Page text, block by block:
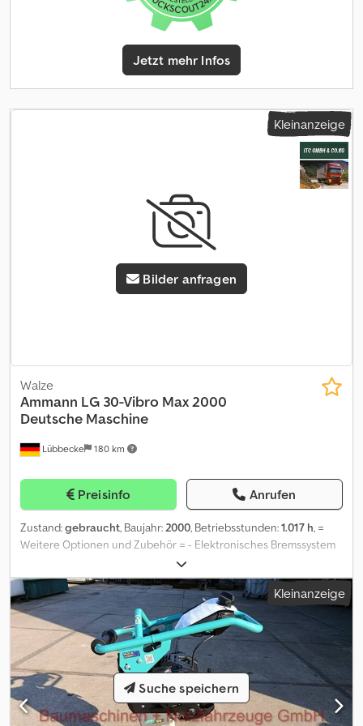
Fahrzeugbilder auch ohne Autohausbesuch Dodpfxjxt T U Ee
Ankekr Unser spezialisiertes Ankauf Team bietet Ihnen einen
garantierten Höchstpreis Auf Wunsch liefern wir Ihnen Ihren
neuen „Gebrauchten“ deutschlandweit direkt vor die Haustür
und nehmen Ihren Gebrauchtwagen mit zurück * Finanzierung -
Partner für PKW Transporter ,Nutzfahrzeuge und Baumaschinen
ITC Gmbh & Co KG Internet Preisschildern und Bildern sind
zugesicherte Eigenschaften. Der Verkäufer übernimmt keine
Haftung/ Gewährleistung für Tipp- und Datenübermittlungsfehler.
Aufgeführte Ausstattungen sind ggfs. gesondert zu prüfen von
Käer Angebot ist generell ohne neuer TÜV Abnahme gerne
unterbreiten wir ihnen ein Angebot unser Partnerwerkstatt.
Irrtum und Zwischenverkauf vorbehalten = Weitere
Informationen = Verkaufspreis: € 2.300, US$ 2.667
Jetzt mehr Infos
Kleinanzeige
Bilder anfragen
Lübbecke 180 km
Walze
Ammann LG 30-Vibro Max 2000
Deutsche Maschine
Preisinfo Anrufen
Zustand:gebraucht, Baujahr:2000, Betriebsstunden:1.017 h, =
Weitere Optionen und Zubehör = - Elektronisches Bremssystem
(EBS) = Anmerkungen = Origin: German edition Ammann LG 30-
Vibro Max 2000 Deutsche Maschine Informationen auf Deutsch
Ammann Walze Typ:G 30 Vibro Max 2000 Circa 1017 Stunden Für
weitere Fragen stehen wir Ihnen gerne zur Verfügung
Abwicklung Gerne erwarten wir Sie zur Beratung
Vertragsunterzeichnung oder Fahrzeugabholung bei uns im
Autohaus. Bitte vereinbaren Sie einen Termin Wenn Sie nicht zu
uns ins Autohaus kommen können bieten wir Ihnen die
komplette Abwicklung per Telefon/E-Mail/WhatsApp/Fax an Auf
Wunsch liefern wir Ihnen Ihr neues Fahrzeug direkt vor Ihre Tür
Kleinanzeige
Suche speichern